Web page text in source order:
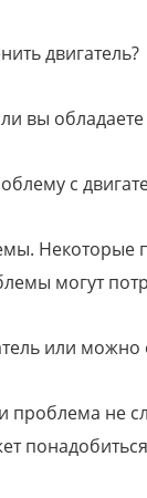
двигатель?
вы
с
Некоторые
могут
или можно
проблема не